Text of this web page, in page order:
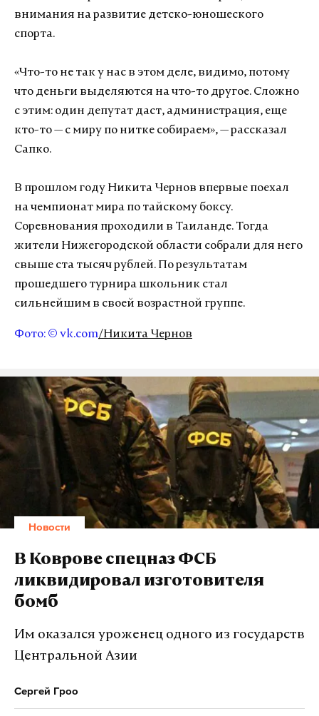
внимания на развитие детско-юношеского
спорта.
«Что-то не так у нас в этом деле, видимо, потому
что деньги выделяются на что-то другое. Сложно
с этим: один депутат даст, администрация, еще
кто-то — с миру по нитке собираем», — рассказал
Сапко.
В прошлом году Никита Чернов впервые поехал
на чемпионат мира по тайскому боксу.
Соревнования проходили в Таиланде. Тогда
жители Нижегородской области собрали для него
свыше ста тысяч рублей. По результатам
прошедшего турнира школьник стал
сильнейшим в своей возрастной группе.
Фото: © vk.com/Никита Чернов
Новости
В Коврове спецназ ФСБ
ликвидировал изготовителя
бомб
Им оказался уроженец одного из государств
Центральной Азии
Сергей Гроо